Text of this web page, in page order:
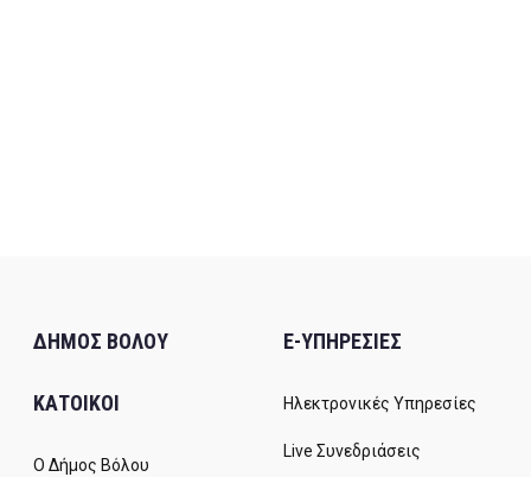
ΔΗΜΟΣ ΒΟΛΟΥ
ΚΑΤΟΙΚΟΙ
Ο Δήμος Βόλου
E-ΥΠΗΡΕΣΙΕΣ
Ηλεκτρονικές Υπηρεσίες
Live Συνεδριάσεις